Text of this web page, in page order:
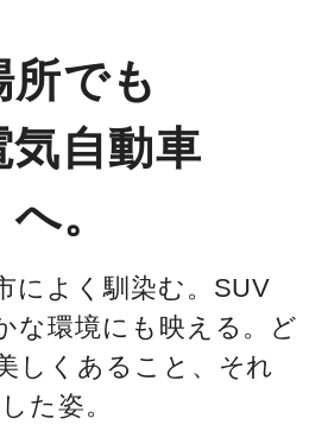
所でも
自動車
。
によく馴染む。SUV
な環境にも映える。ど
しくあること、それ
た姿。